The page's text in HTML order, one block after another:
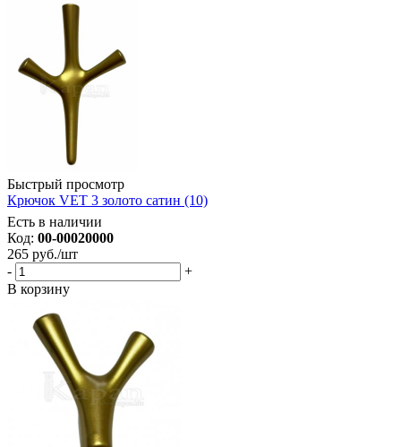
Быстрый просмотр
Крючок VET 3 золото сатин (10)
Есть в наличии
Код: 00-00020000
265 руб./шт
-
+
В корзину